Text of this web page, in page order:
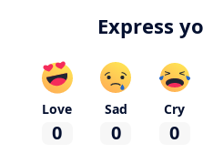
Express
Love
0
Sad
0
Cry
0